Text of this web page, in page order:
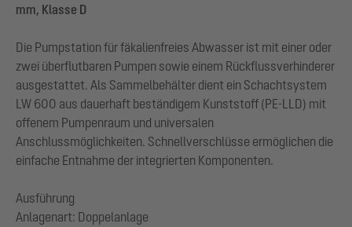
mm, Klasse D
Die Pumpstation für fäkalienfreies Abwasser ist mit einer oder
zwei überflutbaren Pumpen sowie einem Rückflussverhinderer
ausgestattet. Als Sammelbehälter dient ein Schachtsystem
LW 600 aus dauerhaft beständigem Kunststoff (PE-LLD) mit
offenem Pumpenraum und universalen
Anschlussmöglichkeiten. Schnellverschlüsse ermöglichen die
einfache Entnahme der integrierten Komponenten.
Ausführung
Anlagenart: Doppelanlage